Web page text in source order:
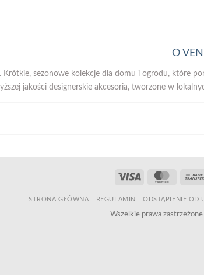
O
sezonowe kolekcje dla domu i ogrodu, które
jakości designerskie akcesoria, tworzone w
Visa
STRONA GŁÓWNA REGULAMIN ODSTĄPIENIE OD
Wszelkie prawa